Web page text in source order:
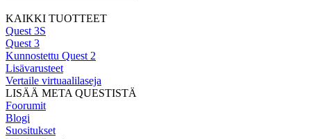
KAIKKI TUOTTEET
Quest 3S
Quest 3
Kunnostettu Quest 2
Lisävarusteet
Vertaile virtuaalilaseja
LISÄÄ META QUESTISTÄ
Foorumit
Blogi
Suositukset